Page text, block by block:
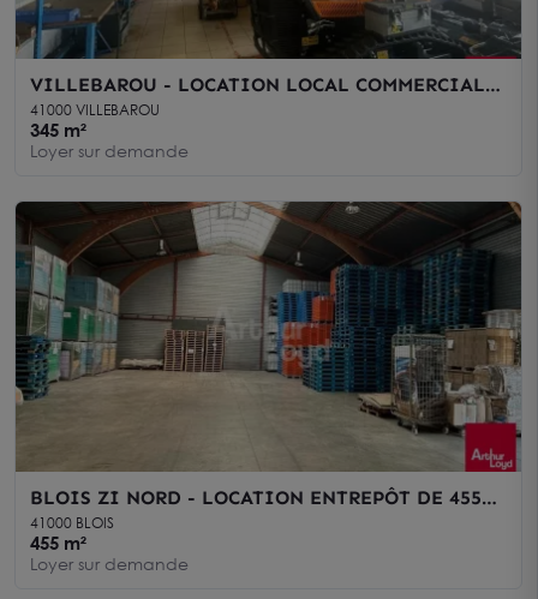
VILLEBAROU - LOCATION LOCAL COMMERCIAL
DE 345 M² - ZONE INDUSTRIELLE
41000 VILLEBAROU
345 m²
Loyer sur demande
BLOIS ZI NORD - LOCATION ENTREPÔT DE 455
M²
41000 BLOIS
455 m²
Loyer sur demande